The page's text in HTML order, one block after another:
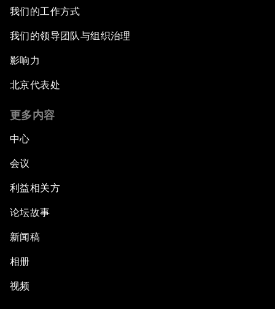
我们的工作方式
我们的领导团队与组织治理
影响力
北京代表处
更多内容
中心
会议
利益相关方
论坛故事
新闻稿
相册
视频